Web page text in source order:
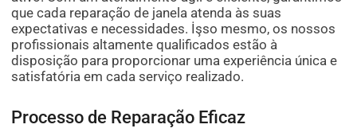
que cada reparação de janela atenda às suas
expectativas e necessidades. İşso mesmo, os nossos
profissionais altamente qualificados estão à
disposição para proporcionar uma experiência única e
satisfatória em cada serviço realizado.
Processo de Reparação Eficaz